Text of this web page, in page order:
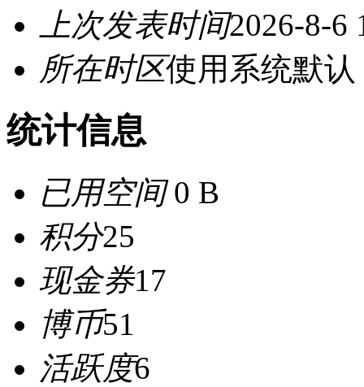
上次发表时间2026-8-6
所在时区使用系统默认
统计信息
已用空间0 B
积分25
现金券17
博币51
活跃度6